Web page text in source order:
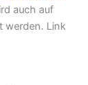
auch auf
werden. Link